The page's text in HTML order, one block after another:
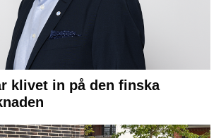
klivet in på den finska